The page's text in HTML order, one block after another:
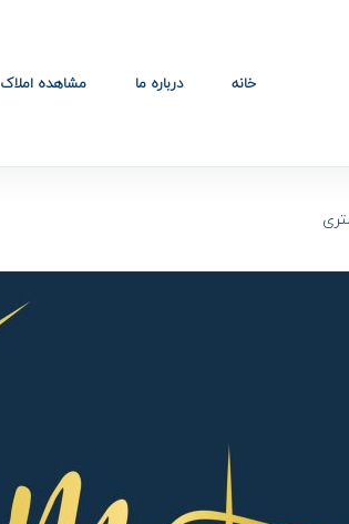
خانه درباره ما مشاهده املاک